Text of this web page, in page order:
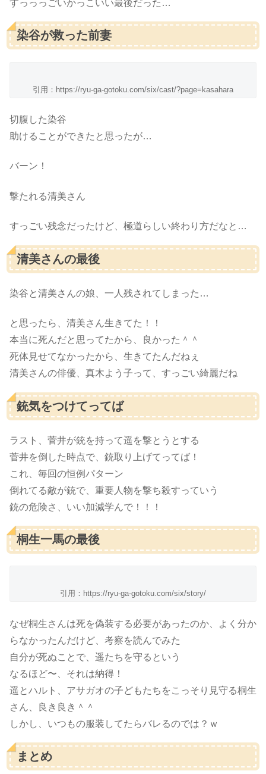
すっっっごいかっこいい最後だった…
染谷が救った前妻
引用：https://ryu-ga-gotoku.com/six/cast/?page=kasahara
切腹した染谷
助けることができたと思ったが…
バーン！
撃たれる清美さん
すっごい残念だったけど、極道らしい終わり方だなと…
清美さんの最後
染谷と清美さんの娘、一人残されてしまった…
と思ったら、清美さん生きてた！！
本当に死んだと思ってたから、良かった＾＾
死体見せてなかったから、生きてたんだねぇ
清美さんの俳優、真木よう子って、すっごい綺麗だね
銃気をつけてってば
ラスト、菅井が銃を持って遥を撃とうとする
菅井を倒した時点で、銃取り上げてってば！
これ、毎回の恒例パターン
倒れてる敵が銃で、重要人物を撃ち殺すっていう
銃の危険さ、いい加減学んで！！！
桐生一馬の最後
引用：https://ryu-ga-gotoku.com/six/story/
なぜ桐生さんは死を偽装する必要があったのか、よく分か
らなかったんだけど、考察を読んでみた
自分が死ぬことで、遥たちを守るという
なるほど〜、それは納得！
遥とハルト、アサガオの子どもたちをこっそり見守る桐生
さん、良き良き＾＾
しかし、いつもの服装してたらバレるのでは？ｗ
まとめ